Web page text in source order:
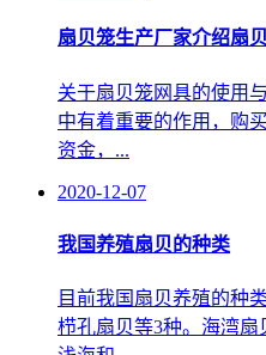
扇贝笼生产厂家介绍扇
关于扇贝笼网具的使用
中有着重要的作用，购
资金，...
2020-12-07
我国养殖扇贝的种类
目前我国扇贝养殖的种
栉孔扇贝等3种。海湾